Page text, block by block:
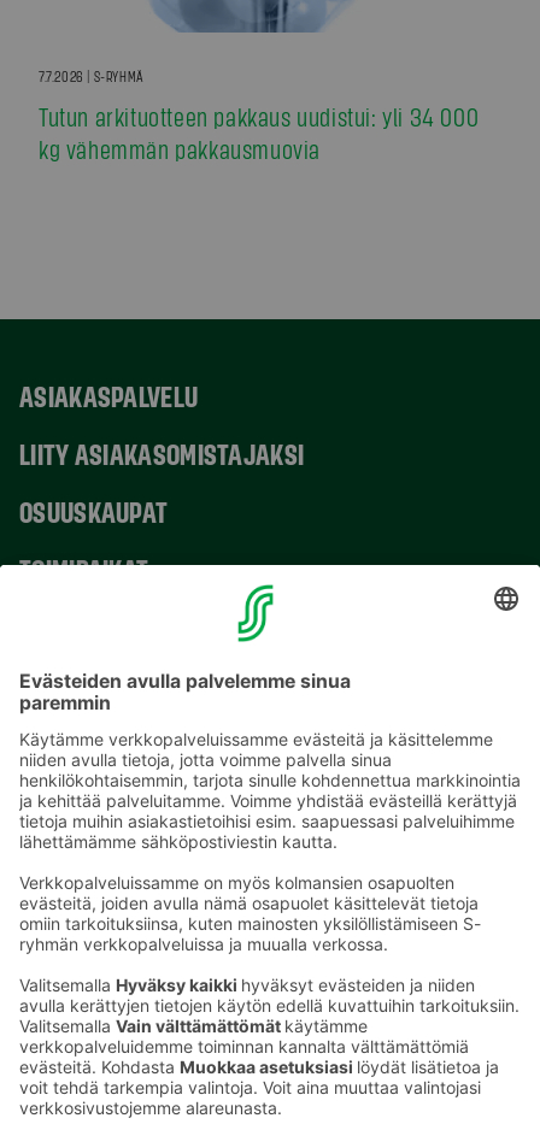
7.7.2026 | S-RYHMÄ
Tutun arkituotteen pakkaus uudistui: yli 34 000
kg vähemmän pakkausmuovia
ASIAKASPALVELU
LIITY ASIAKASOMISTAJAKSI
OSUUSKAUPAT
TOIMIPAIKAT
Sähköpostiosoitteet S-ryhmässä ovat muotoa
etunimi.sukunimi@sok.fi
Seuraa meitä: